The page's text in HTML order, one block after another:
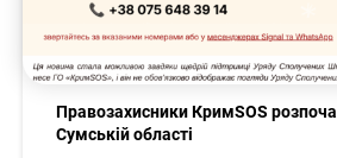
Правозахисники КримSOS
Сумській області